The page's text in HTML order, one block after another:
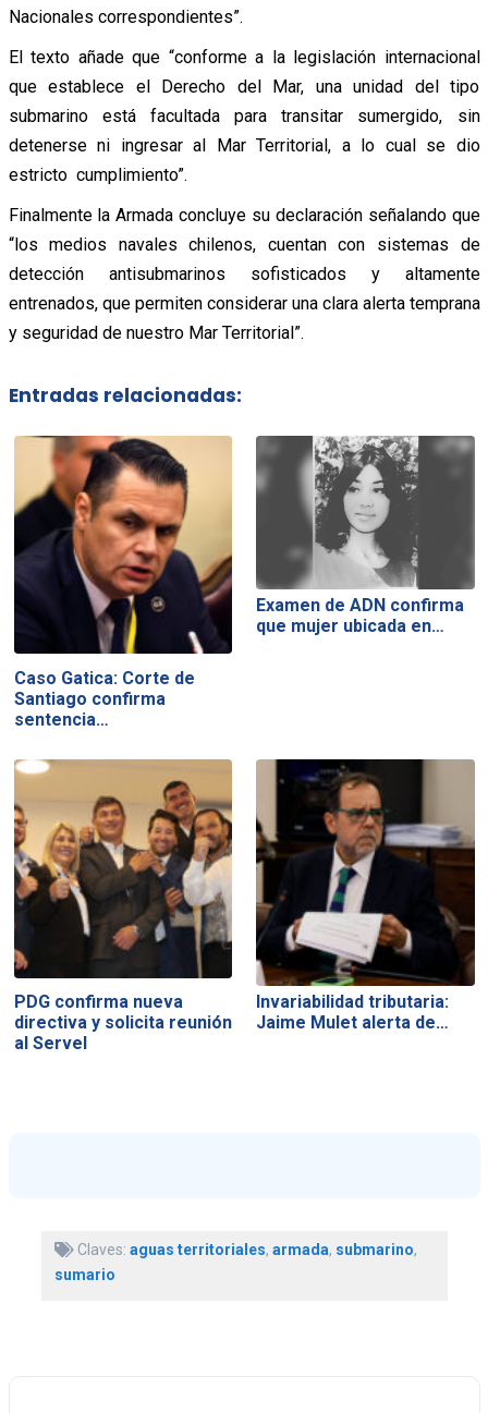
Nacionales correspondientes”.
El texto añade que “conforme a la legislación internacional
que establece el Derecho del Mar, una unidad del tipo
submarino está facultada para transitar sumergido, sin
detenerse ni ingresar al Mar Territorial, a lo cual se dio
estricto cumplimiento”.
Finalmente la Armada concluye su declaración señalando que
“los medios navales chilenos, cuentan con sistemas de
detección antisubmarinos sofisticados y altamente
entrenados, que permiten considerar una clara alerta temprana
y seguridad de nuestro Mar Territorial”.
Entradas relacionadas:
Caso Gatica: Corte de
Santiago confirma
sentencia…
Examen de ADN confirma
que mujer ubicada en…
PDG confirma nueva
directiva y solicita reunión
al Servel
Invariabilidad tributaria:
Jaime Mulet alerta de…
Claves: aguas territoriales, armada, submarino,
sumario